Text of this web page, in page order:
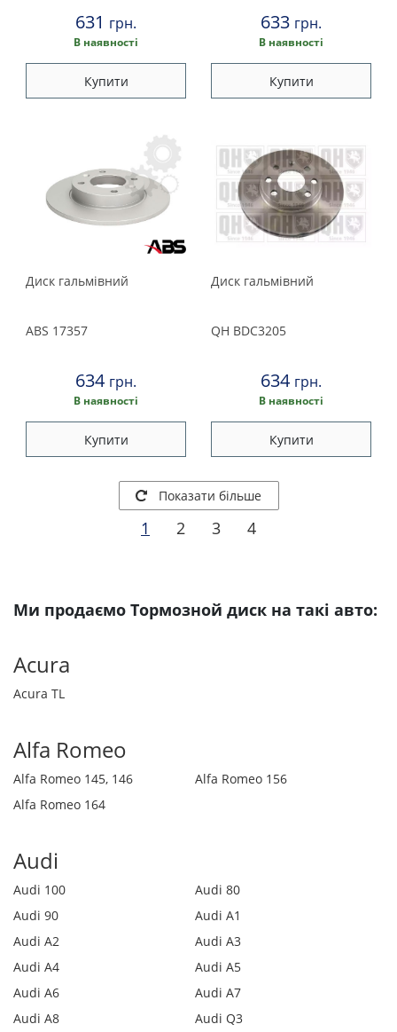
631 грн.
В наявності
Купити
633 грн.
В наявності
Купити
Диск гальмівний
ABS 17357
634 грн.
В наявності
Купити
Диск гальмівний
QH BDC3205
634 грн.
В наявності
Купити
Показати більше
1 2 3 4
Ми продаємо Тормозной диск на такі авто:
Acura
Acura TL
Alfa Romeo
Alfa Romeo 145, 146
Alfa Romeo 156
Alfa Romeo 164
Audi
Audi 100
Audi 80
Audi 90
Audi A1
Audi A2
Audi A3
Audi A4
Audi A5
Audi A6
Audi A7
Audi A8
Audi Q3